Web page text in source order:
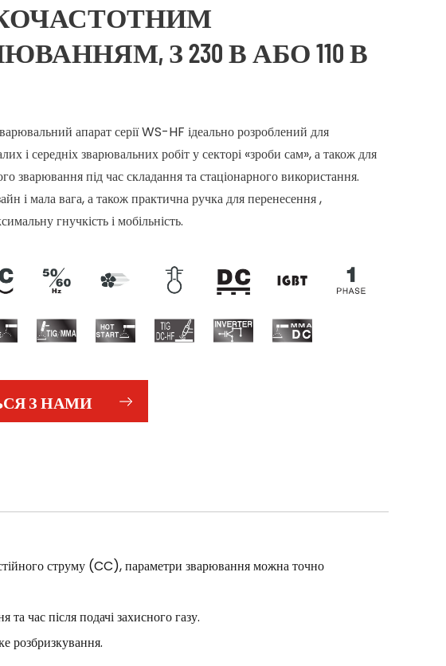
З 230 В АБО 110 В
апарат серії WS-HF ідеально розроблений для
і середніх зварювальних робіт у секторі «зроби сам», а також для
зварювання під час складання та стаціонарного використання.
і мала вага, а також практична ручка для перенесення ,
гнучкість і мобільність.
З НАМИ
струму (CC), параметри зварювання можна точно
час після подачі захисного газу.
розбризкування.